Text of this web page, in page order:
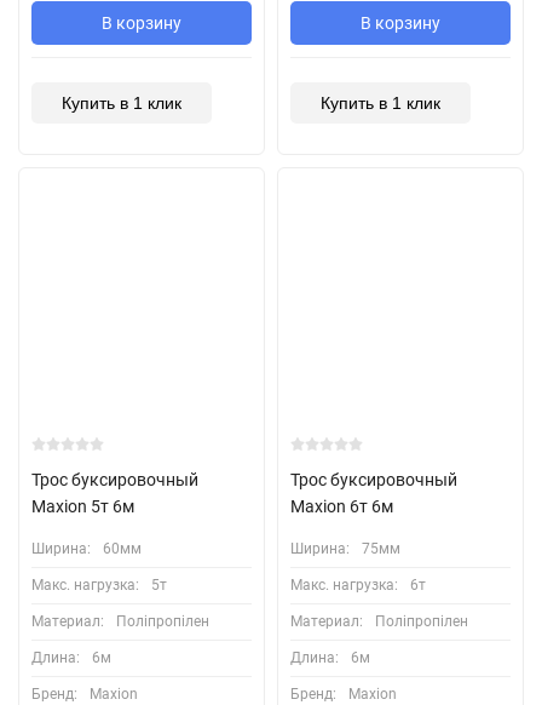
В корзину
Купить в 1 клик
В корзину
Купить в 1 клик
Трос буксировочный
Maxion 5т 6м
Ширина: 60мм
Макс. нагрузка: 5т
Материал: Поліпропілен
Длина: 6м
Бренд: Maxion
Трос буксировочный
Maxion 6т 6м
Ширина: 75мм
Макс. нагрузка: 6т
Материал: Поліпропілен
Длина: 6м
Бренд: Maxion